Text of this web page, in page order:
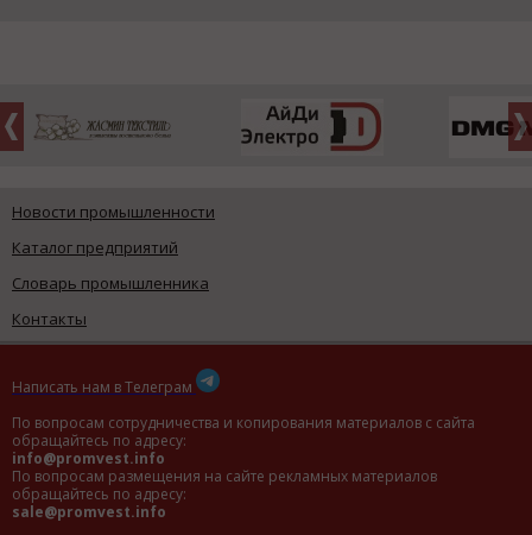
Новости промышленности
Каталог предприятий
Словарь промышленника
Контакты
Написать нам в Телеграм
По вопросам сотрудничества и копирования материалов с сайта
обращайтесь по адресу:
info@promvest.info
По вопросам размещения на сайте рекламных материалов
обращайтесь по адресу:
sale@promvest.info